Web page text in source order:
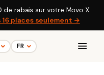
de rabais sur votre Movo X.
16 places seulement →